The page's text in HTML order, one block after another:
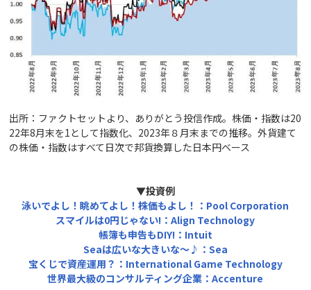
出所：ファクトセットより、ありがとう投信作成。株価・指数は20
22年8月末を1として指数化、2023年８月末までの推移。外貨建て
の株価・指数はすべて日次で邦貨換算した日本円ベース
▼投資例
泳いでよし！眺めてよし！株価もよし！：Pool Corporation
スマイルは0円じゃない! ：Align Technology
帳簿も申告もDIY! ：Intuit
Seaは広いな大きいな～♪：Sea
宝くじで資産運用？：International Game Technology
世界最大級のコンサルティング企業：Accenture